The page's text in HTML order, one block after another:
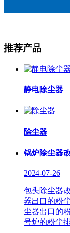
推荐产品
静电除尘器
除尘器
锅炉除尘器
2024-07-26
包头除尘器
器出口的粉
尘器出口的
号炉的粉尘